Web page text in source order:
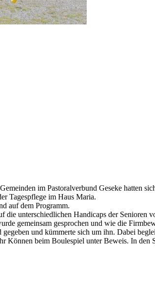
im Pastoralverbund Geseke hatten
Tagespflege im Haus Maria.
auf dem Programm.
unterschiedlichen Handicaps der Senioren
gemeinsam gesprochen und wie die
und kümmerte sich um ihn. Dabei
Können beim Boulespiel unter Beweis. In den